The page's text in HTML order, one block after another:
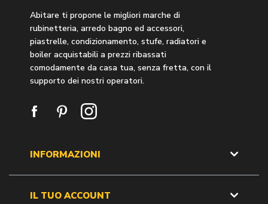
Abitare ti propone le migliori marche di
rubinetteria, arredo bagno ed accessori,
piastrelle, condizionamento, stufe, radiatori e
boiler acquistabili a prezzi ribassati
comodamente da casa tua, senza fretta, con il
supporto dei nostri operatori.
INFORMAZIONI
IL TUO ACCOUNT